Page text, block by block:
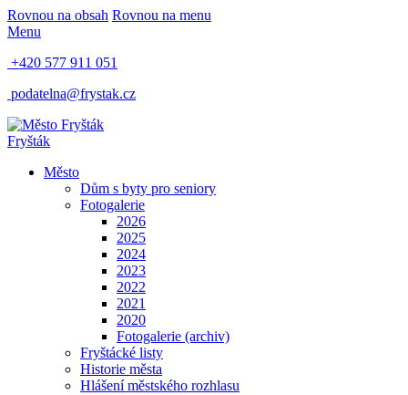
Rovnou na obsah Rovnou na menu
Menu
+420 577 911 051
podatelna@frystak.cz
Fryšták
Město
Dům s byty pro seniory
Fotogalerie
2026
2025
2024
2023
2022
2021
2020
Fotogalerie (archiv)
Fryštácké listy
Historie města
Hlášení městského rozhlasu